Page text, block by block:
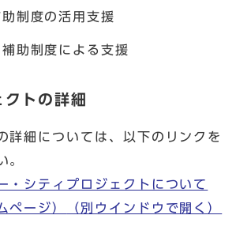
制度の活用支援
助制度による支援
トの詳細
詳細については、以下のリンクを
。
・シティプロジェクトについて
ページ）
（別ウインドウで開く）